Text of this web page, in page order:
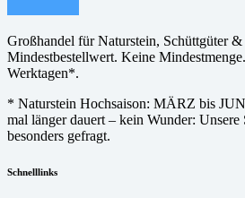
Großhandel für Naturstein, Schüttgüter
Mindestbestellwert. Keine
Werktagen*.
* Naturstein Hochsaison: MÄRZ bis
mal länger dauert – kein Wunder: Unsere
besonders gefragt.
Schnelllinks